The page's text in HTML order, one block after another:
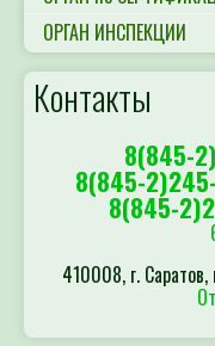
ОРГАН ИНСПЕКЦИИ
Контакты
8(845-
8(845-
8(845-
410008, г.